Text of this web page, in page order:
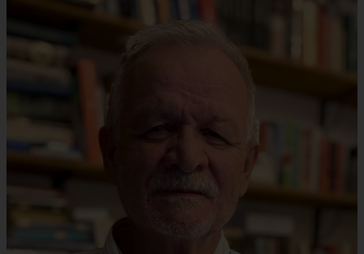
STAROSTA
KOMISIE
KONTROLÓR
ŠTRUKTÚRA MIÚ